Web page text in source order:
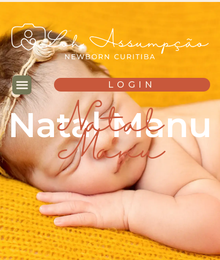
LOGIN
Natal Manu
Natal
Manu